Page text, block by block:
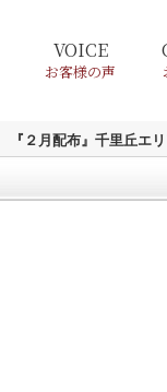
VOICE
お客様の声
『２月配布』千里丘エ